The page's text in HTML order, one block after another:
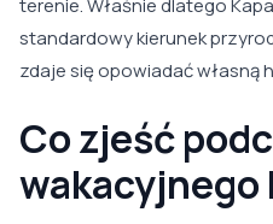
terenie. Właśnie dlatego
standardowy kierunek
zdaje się opowiadać własną
Co zjeść
wakacyjnego